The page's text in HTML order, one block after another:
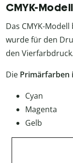
CMYK-
Das CMYK-
wurde für den
den Vierfarbdruck.
Die Primärfarben
Cyan
Magenta
Gelb